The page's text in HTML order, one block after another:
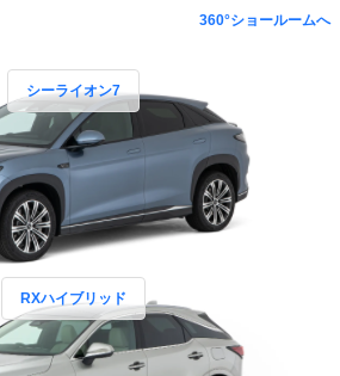
360°ショールームへ
シーライオン7
RXハイブリッド